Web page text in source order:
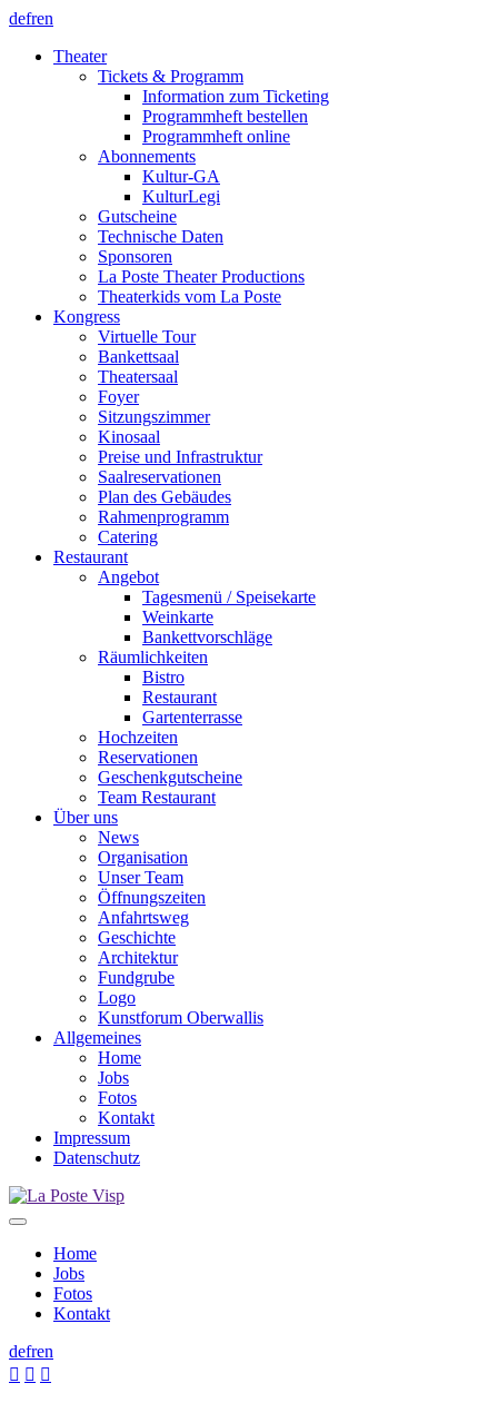
defren
Theater
Tickets & Programm
Information zum Ticketing
Programmheft bestellen
Programmheft online
Abonnements
Kultur-GA
KulturLegi
Gutscheine
Technische Daten
Sponsoren
La Poste Theater Productions
Theaterkids vom La Poste
Kongress
Virtuelle Tour
Bankettsaal
Theatersaal
Foyer
Sitzungszimmer
Kinosaal
Preise und Infrastruktur
Saalreservationen
Plan des Gebäudes
Rahmenprogramm
Catering
Restaurant
Angebot
Tagesmenü / Speisekarte
Weinkarte
Bankettvorschläge
Räumlichkeiten
Bistro
Restaurant
Gartenterrasse
Hochzeiten
Reservationen
Geschenkgutscheine
Team Restaurant
Über uns
News
Organisation
Unser Team
Öffnungszeiten
Anfahrtsweg
Geschichte
Architektur
Fundgrube
Logo
Kunstforum Oberwallis
Allgemeines
Home
Jobs
Fotos
Kontakt
Impressum
Datenschutz
Home
Jobs
Fotos
Kontakt
defren
  